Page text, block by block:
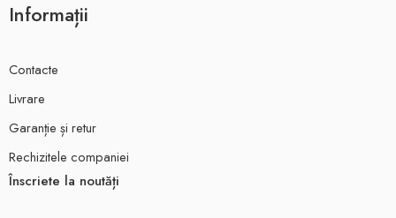
Informații
Contacte
Livrare
Garanție și retur
Rechizitele companiei
Înscriete la noutăți